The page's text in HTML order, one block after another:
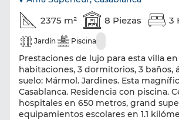
2375 m² 8 Piezas 3
Jardín Piscina
Prestaciones de lujo para esta villa
habitaciones, 3 dormitorios, 3 baños,
suelo: Mármol. Jardines. Esta
Casablanca. Residencia con piscina.
hospitales en 650 metros, grand
equipamientos escolares en 1.1